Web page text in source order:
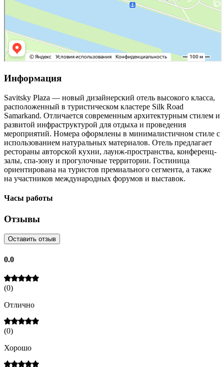
Информация
Savitsky Plaza — новый дизайнерский отель высокого класса,
расположенный в туристическом кластере Silk Road
Samarkand. Отличается современным архитектурным стилем и
развитой инфраструктурой для отдыха и проведения
мероприятий. Номера оформлены в минималистичном стиле с
использованием натуральных материалов. Отель предлагает
рестораны авторской кухни, лаунж-пространства, конференц-
залы, спа-зону и прогулочные территории. Гостиница
ориентирована на туристов премиального сегмента, а также
на участников международных форумов и выставок.
Часы работы
Отзывы
Оставить отзыв
0.0
(0)
Отлично
(0)
Хорошо